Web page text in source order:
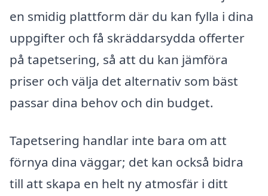
en smidig plattform där du kan fylla i dina
uppgifter och få skräddarsydda offerter
på tapetsering, så att du kan jämföra
priser och välja det alternativ som bäst
passar dina behov och din budget.
Tapetsering handlar inte bara om att
förnya dina väggar; det kan också bidra
till att skapa en helt ny atmosfär i ditt